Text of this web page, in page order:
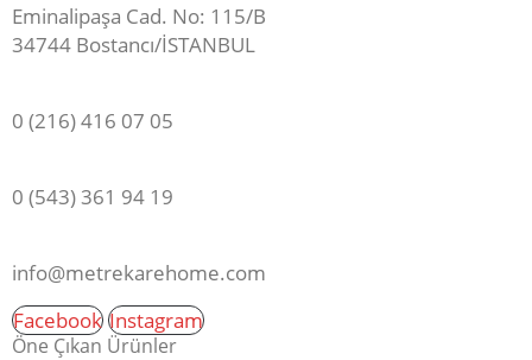
Eminalipaşa Cad. No: 115/B
34744 Bostancı/İSTANBUL
0 (216) 416 07 05
0 (543) 361 94 19
info@metrekarehome.com
Facebook Instagram
Öne Çıkan Ürünler